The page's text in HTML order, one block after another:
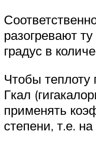
разогревают
градус в
Чтобы теплоту
Гкал
применять
степени, т.е.